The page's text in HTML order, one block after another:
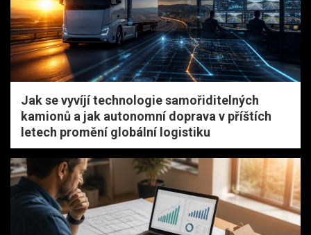
Jak se vyvíjí technologie samořiditelných
kamionů a jak autonomní doprava v příštích
letech promění globální logistiku